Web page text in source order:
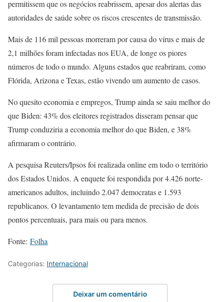
permitissem que os negócios reabrissem, apesar dos alertas das
autoridades de saúde sobre os riscos crescentes de transmissão.
Mais de 116 mil pessoas morreram por causa do vírus e mais de
2,1 milhões foram infectadas nos EUA, de longe os piores
números de todo o mundo. Alguns estados que reabriram, como
Flórida, Arizona e Texas, estão vivendo um aumento de casos.
No quesito economia e empregos, Trump ainda se saiu melhor do
que Biden: 43% dos eleitores registrados disseram pensar que
Trump conduziria a economia melhor do que Biden, e 38%
afirmaram o contrário.
A pesquisa Reuters/Ipsos foi realizada online em todo o território
dos Estados Unidos. A enquete foi respondida por 4.426 norte-
americanos adultos, incluindo 2.047 democratas e 1.593
republicanos. O levantamento tem medida de precisão de dois
pontos percentuais, para mais ou para menos.
Fonte: Folha
Categorias: Internacional
Deixar um comentário